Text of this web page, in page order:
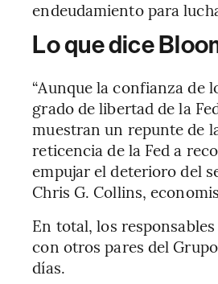
endeudamiento para
Lo que dice
“Aunque la confianza de
grado de libertad de la
muestran un repunte de
reticencia de la Fed a
empujar el deterioro del
Chris G. Collins,
En total, los
con otros pares del
días.